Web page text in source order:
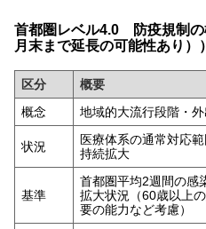
首都圏レベル4.0 防疫規制
月末まで延長の可能性あり））
区分
概要
概念
地域的大流行段階・
状況
医療体系の通常対応
持続拡大
基準
首都圏平均2週間の感
拡大状況（60歳以上
要の能力など考慮）